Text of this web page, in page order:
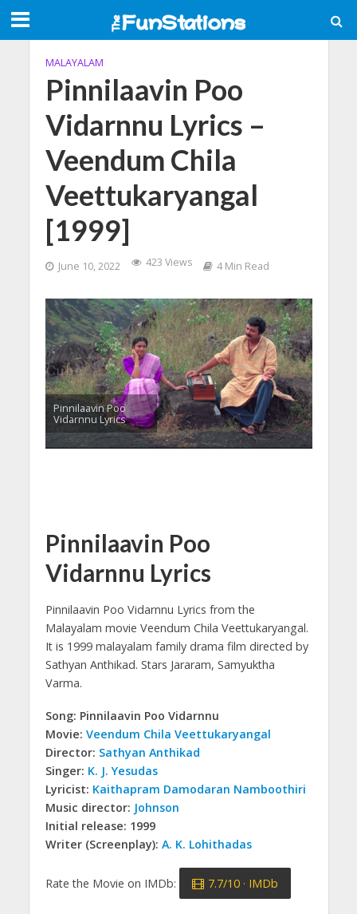
MALAYALAM
Pinnilaavin Poo
Vidarnnu Lyrics –
Veendum Chila
Veettukaryangal
[1999]
June 10, 2022 423 Views 4 Min Read
Pinnilaavin Poo
Vidarnnu Lyrics
Pinnilaavin Poo
Vidarnnu Lyrics
Pinnilaavin Poo Vidarnnu Lyrics from the
Malayalam movie Veendum Chila Veettukaryangal.
It is 1999 malayalam family drama film directed by
Sathyan Anthikad. Stars Jararam, Samyuktha
Varma.
Song: Pinnilaavin Poo Vidarnnu
Movie: Veendum Chila Veettukaryangal
Director: Sathyan Anthikad
Singer: K. J. Yesudas
Lyricist: Kaithapram Damodaran Namboothiri
Music director: Johnson
Initial release: 1999
Writer (Screenplay): A. K. Lohithadas
Rate the Movie on IMDb: 7.7/10 · IMDb